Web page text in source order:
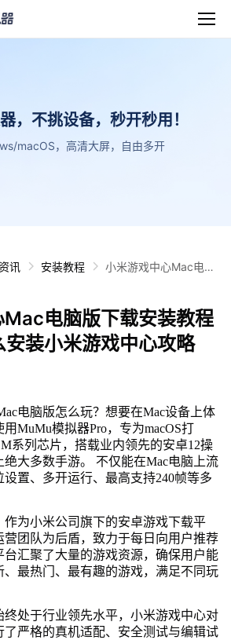
，不挑设备，秒开秒用！
macOS，高清大屏，自由多开
讯 安装教程
小米游戏中心Mac电脑
心攻略
电脑版下载安装教程
装小米游戏中心攻略
电脑版怎么玩？想要在Mac设备上体
MuMu模拟器Pro，专为macOS打
系列芯片，搭载业内领先的安卓12操
大多数手游。 不仅能在Mac电脑上流
置、多开运行、最高支持240帧等多
作为小米公司旗下的安卓游戏下载平
营团队为后盾，致力于每日向用户推荐
汇聚了大量的游戏资源，确保用户能
最热门、最有趣的游戏，满足不同玩
终处于行业领先水平，小米游戏中心对
了严格的真机适配、安全测试与编辑试